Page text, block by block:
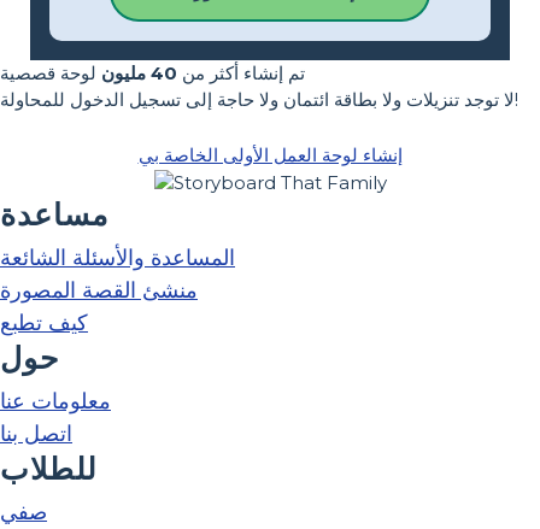
تم إنشاء أكثر من 40 مليون
لوحة قصصية
لا توجد تنزيلات ولا بطاقة ائتمان ولا حاجة إلى تسجيل الدخول للمحاولة!
إنشاء لوحة العمل الأولى الخاصة بي
مساعدة
المساعدة والأسئلة الشائعة
منشئ القصة المصورة
كيف تطبع
حول
معلومات عنا
اتصل بنا
للطلاب
صفي